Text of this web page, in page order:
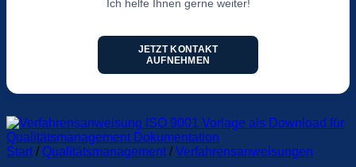
Ich helfe Ihnen gerne weiter!
JETZT KONTAKT
AUFNEHMEN
Start / Qualitätsmanagement / Verfahrensanweisungen